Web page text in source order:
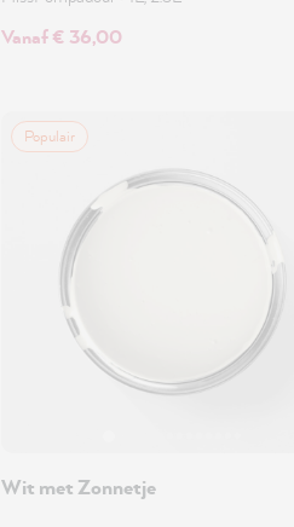
Vanaf € 36,00
Populair
Wit met Zonnetje